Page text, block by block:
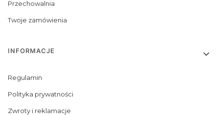
Przechowalnia
Twoje zamówienia
INFORMACJE
Regulamin
Polityka prywatności
Zwroty i reklamacje